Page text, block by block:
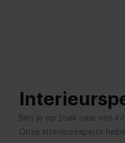
Ben je op zoek naar een
Onze interieurexperts